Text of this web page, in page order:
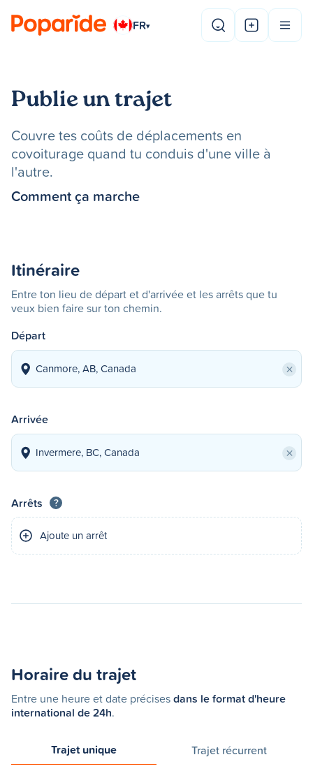
FR▾
Publie un trajet
Couvre tes coûts de déplacements en
covoiturage quand tu conduis d'une ville à
l'autre.
Comment ça marche
Itinéraire
Entre ton lieu de départ et d'arrivée et les arrêts que tu
veux bien faire sur ton chemin.
Départ
×
Arrivée
×
Arrêts ?
Ajoute un arrêt
Horaire du trajet
Entre une heure et date précisesdans le format d'heure
international de 24h.
Trajet unique Trajet récurrent